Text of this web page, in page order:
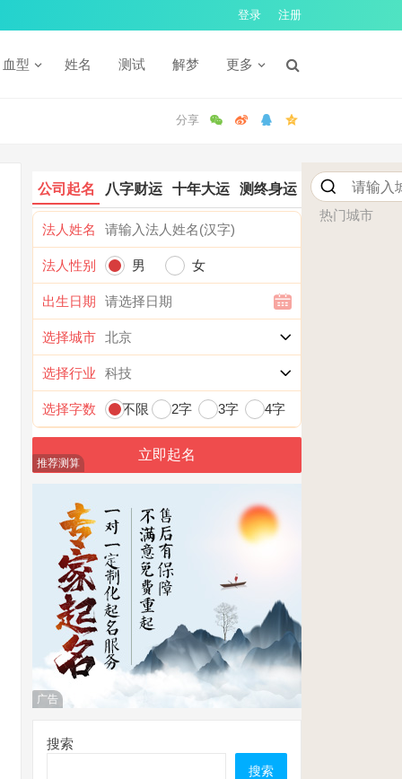
登录 注册
血型 姓名 测试 解梦 更多
公司起名 八字财运 十年大运 测终身运
法人姓名
法人性别 男 女
出生日期
选择城市
选择行业
选择字数 不限 2字 3字 4字
热门城市
推荐测算
广告
搜索
搜索